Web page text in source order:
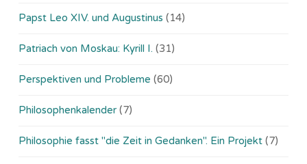
Papst Leo XIV. und Augustinus (14)
Patriach von Moskau: Kyrill I. (31)
Perspektiven und Probleme (60)
Philosophenkalender (7)
Philosophie fasst "die Zeit in Gedanken". Ein Projekt (7)